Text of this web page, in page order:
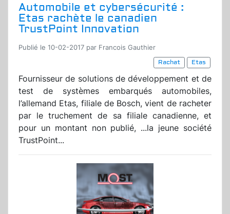
Automobile et cybersécurité :
Etas rachète le canadien
TrustPoint Innovation
Publié le 10-02-2017 par Francois Gauthier
Rachat
Etas
Fournisseur de solutions de développement et de
test de systèmes embarqués automobiles,
l’allemand Etas, filiale de Bosch, vient de racheter
par le truchement de sa filiale canadienne, et
pour un montant non publié, ...la jeune société
TrustPoint...